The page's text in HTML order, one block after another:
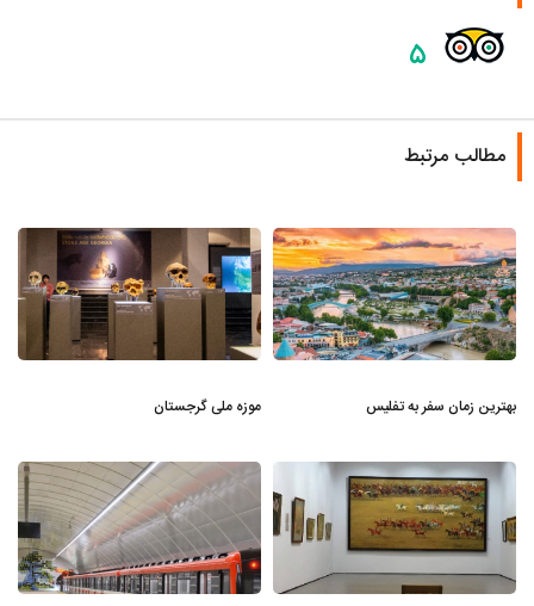
۵
مطالب مرتبط
بهترین زمان سفر به تفلیس موزه ملی گرجستان